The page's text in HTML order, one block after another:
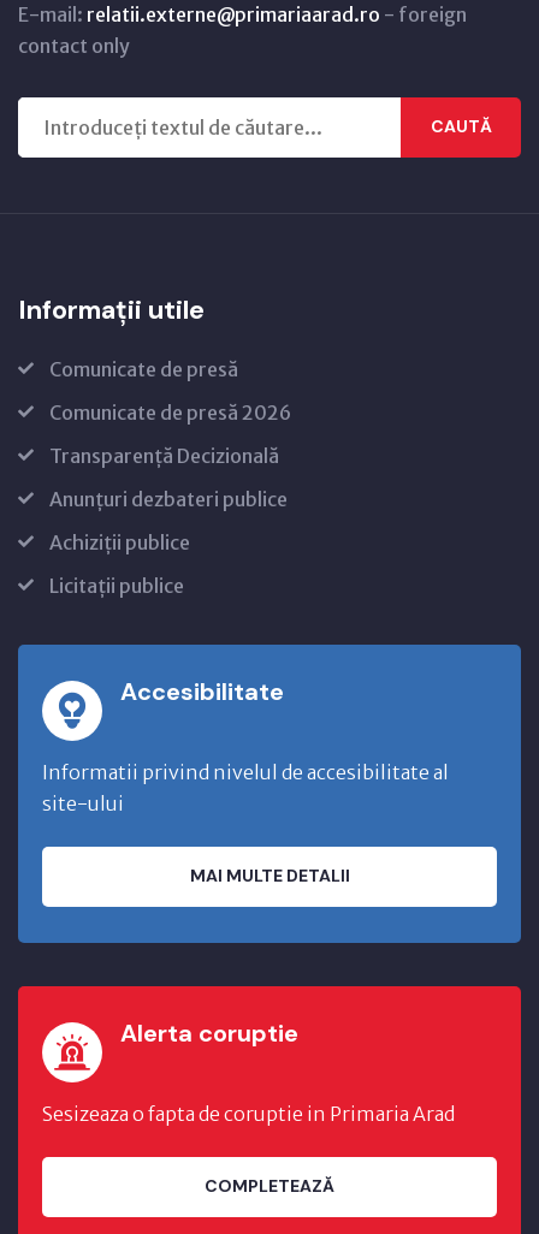
E-mail: relatii.externe@primariaarad.ro - foreign
contact only
CAUTĂ
Informații utile
Comunicate de presă
Comunicate de presă 2026
Transparență Decizională
Anunțuri dezbateri publice
Achiziții publice
Licitații publice
Accesibilitate
Informatii privind nivelul de accesibilitate al
site-ului
MAI MULTE DETALII
Alerta coruptie
Sesizeaza o fapta de coruptie in Primaria Arad
COMPLETEAZĂ